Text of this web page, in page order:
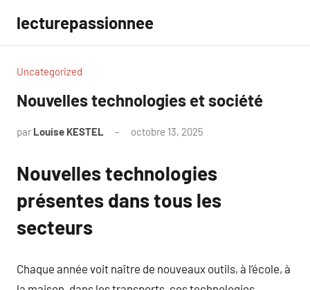
contenu
lecturepassionnee
Uncategorized
Nouvelles technologies et société
par Louise KESTEL octobre 13, 2025
Nouvelles technologies
présentes dans tous les
secteurs
Chaque année voit naître de nouveaux outils, à l’école, à